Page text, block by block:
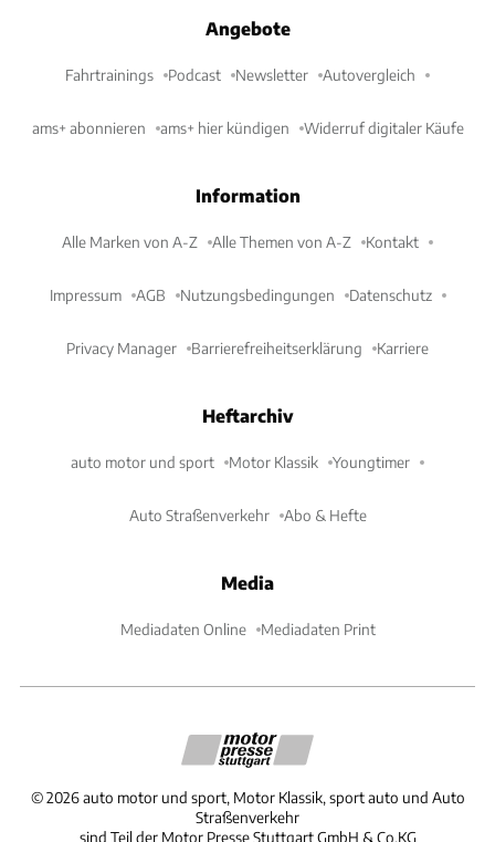
Angebote
Fahrtrainings Podcast Newsletter Autovergleich
ams+ abonnieren ams+ hier kündigen Widerruf digitaler Käufe
Information
Alle Marken von A-Z Alle Themen von A-Z Kontakt
Impressum AGB Nutzungsbedingungen Datenschutz
Privacy Manager Barrierefreiheitserklärung Karriere
Heftarchiv
auto motor und sport Motor Klassik Youngtimer
Auto Straßenverkehr Abo & Hefte
Media
Mediadaten Online Mediadaten Print
©2026 auto motor und sport, Motor Klassik, sport auto und Auto
Straßenverkehr
sind Teil der Motor Presse Stuttgart GmbH & Co.KG